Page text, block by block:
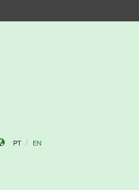
PT EN